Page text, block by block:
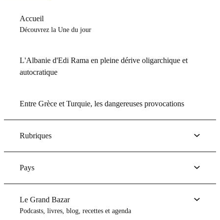
Accueil
Découvrez la Une du jour
L'Albanie d'Edi Rama en pleine dérive oligarchique et
autocratique
Entre Grèce et Turquie, les dangereuses provocations
Rubriques
Pays
Le Grand Bazar
Podcasts, livres, blog, recettes et agenda